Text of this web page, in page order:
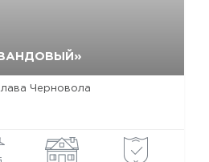
Черновола